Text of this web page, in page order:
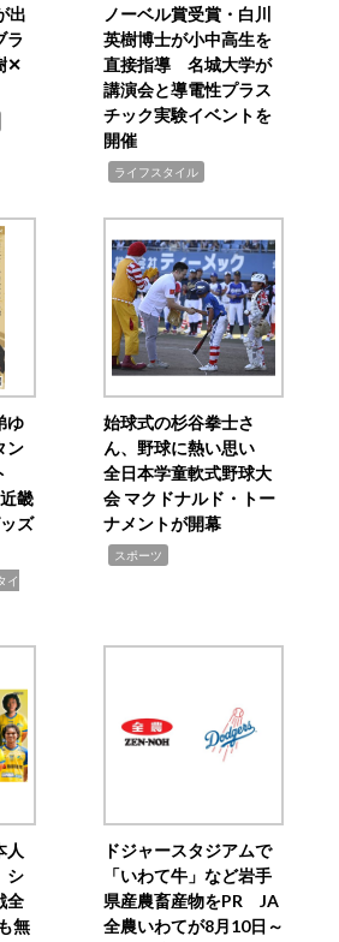
出
ラ
✕
ノーベル賞受賞・白川
英樹博士が小中高生を
直接指導 名城大学が
講演会と導電性プラス
チック実験イベントを
開催
ライフスタイル
ゆ
ン
畿
ズ
イ
始球式の杉谷拳士さ
ん、野球に熱い思い
全日本学童軟式野球大
会 マクドナルド・トー
ナメントが開幕
スポーツ
人
シ
全
無
ドジャースタジアムで
「いわて牛」など岩手
県産農畜産物をPR JA
全農いわてが8月10日～